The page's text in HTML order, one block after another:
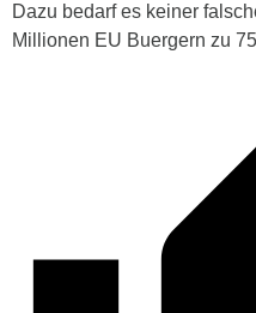
Dazu bedarf es keiner
Millionen EU Buergern zu